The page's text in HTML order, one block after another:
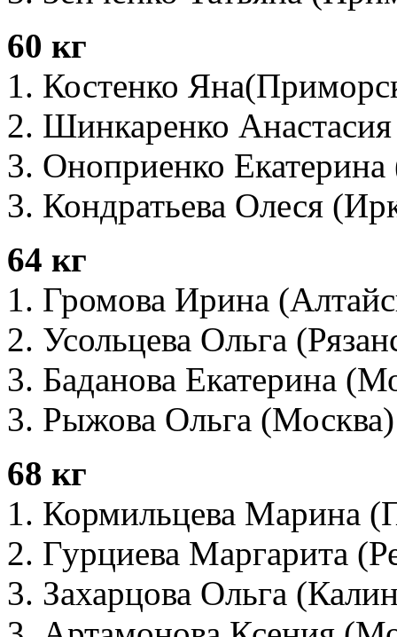
60 кг
1. Костенко
2. Шинкаренко
3. Оноприенко
3. Кондратьева Олеся
64 кг
1. Громова Ирина
2. Усольцева Ольга
3. Баданова Екатерина
3. Рыжова Ольга (Москва)
68 кг
1. Кормильцева Марина
2. Гурциева Маргарита
3. Захарцова Ольга